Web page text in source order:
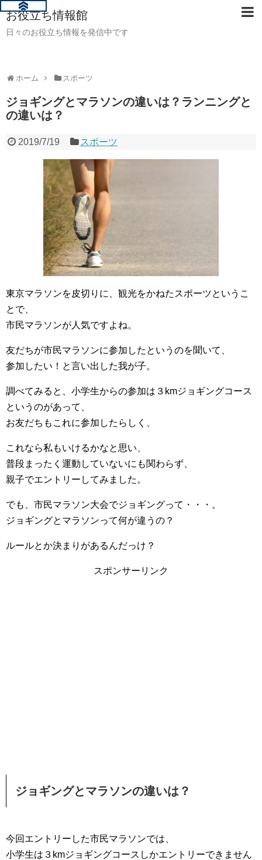
お役立ち情報館
日々のお役立ち情報を発信中です
ホーム スポーツ
ジョギングとマラソンの違いは？ランニングと
の違いは？
2019/7/19 スポーツ
東京マラソンを皮切りに、観光をかねたスポーツというこ
とで、
市民マラソンが人気ですよね。
友だちが市民マラソンに参加したというのを聞いて、
参加したい！と言い出した我が子。
調べてみると、小学生からの参加は３kmジョギングコース
というのがあって、
お友だちもこれに参加したらしく、
これなら私もいけるかなと思い、
普段まったく運動していないにも関わらず、
親子でエントリーしてみました。
でも、市民マラソン大会でジョギングって・・・。
ジョギングとマラソンって何が違うの？
ルールとか決まりがあるんだっけ？
スポンサーリンク
ジョギングとマラソンの違いは？
今回エントリーした市民マラソンでは、
小学生は３kmジョギングコースしかエントリーできません